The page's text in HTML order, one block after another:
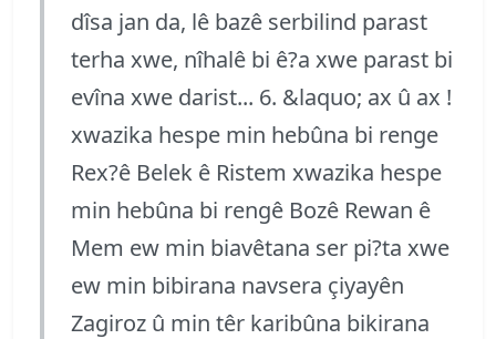
dîsa jan da, lê bazê serbilind parast
terha xwe, nîhalê bi ê?a xwe parast bi
evîna xwe darist... 6. &laquo; ax û ax !
xwazika hespe min hebûna bi renge
Rex?ê Belek ê Ristem xwazika hespe
min hebûna bi rengê Bozê Rewan ê
Mem ew min biavêtana ser pi?ta xwe
ew min bibirana navsera çiyayên
Zagiroz û min têr karibûna bikirana